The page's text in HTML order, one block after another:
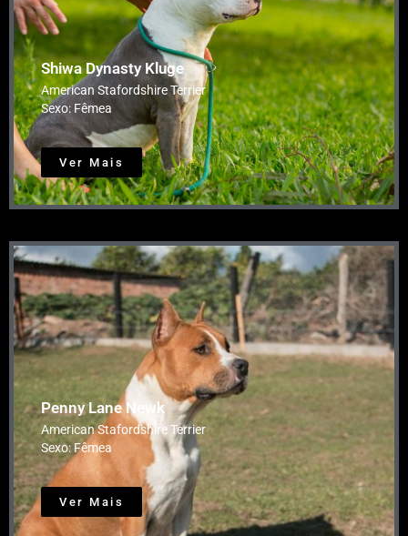
Shiwa Dynasty Kluge
American Stafordshire Terrier
Sexo: Fêmea
Ver Mais
Penny Lane Newk
American Stafordshire Terrier
Sexo: Fêmea
Ver Mais